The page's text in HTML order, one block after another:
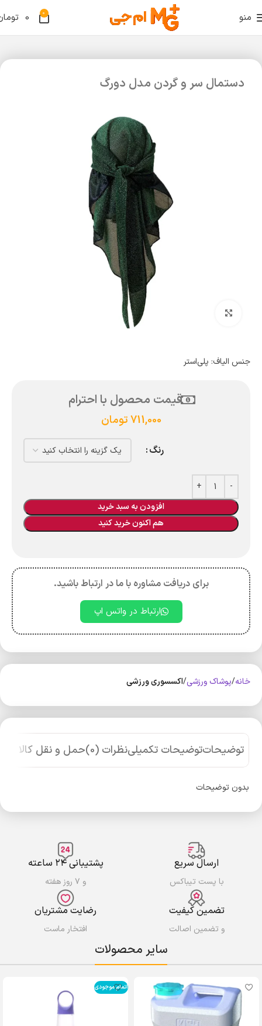
منو 0
0
دستمال سر و گردن مدل دورگ
جنس الیاف: پلی‌استر
قیمت محصول با احترام
711,000تومان
رنگ
افزودن به سبد خرید
هم اکنون خرید کنید
برای دریافت مشاوره با ما در ارتباط باشید.
ارتباط در واتس اپ
خانه پوشاک ورزشی اکسسوری ورزشی
توضیحاتتوضیحات تکمیلینظرات (0) حمل و نقل کالا
بدون توضیحات
ارسال سریع
با پست تیباکس
پشتیبانی ۲۴ ساعته
و ۷ روز هفته
تضمین کیفیت
و تضمین اصالت
رضایت مشتریان
افتخار ماست
سایر محصولات
اتمام موجودی